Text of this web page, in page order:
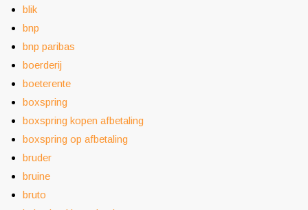
blik
bnp
bnp paribas
boerderij
boeterente
boxspring
boxspring kopen afbetaling
boxspring op afbetaling
bruder
bruine
bruto